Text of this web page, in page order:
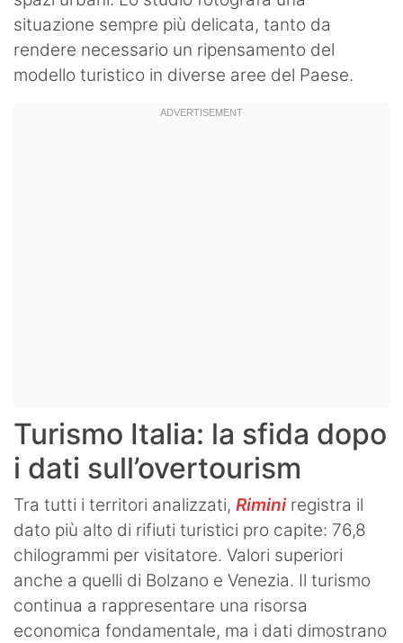
situazione sempre più delicata, tanto da
rendere necessario un ripensamento del
modello turistico in diverse aree del Paese.
Turismo Italia: la sfida dopo
i dati sull’overtourism
Tra tutti i territori analizzati, Rimini registra il
dato più alto di rifiuti turistici pro capite: 76,8
chilogrammi per visitatore. Valori superiori
anche a quelli di Bolzano e Venezia. Il turismo
continua a rappresentare una risorsa
economica fondamentale, ma i dati dimostrano